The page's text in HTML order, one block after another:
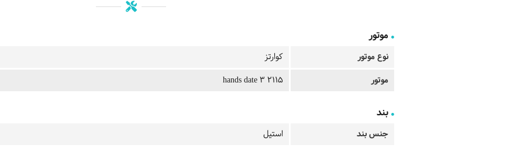
موتور
نوع موتور
کوارتز
موتور
2115 3 hands date
بند
جنس بند استیل